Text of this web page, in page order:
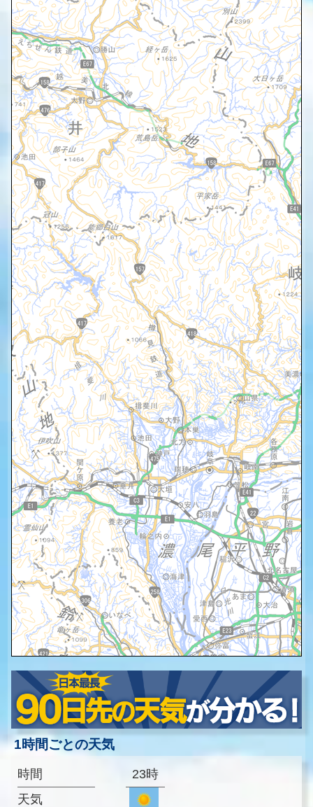
1時間ごとの天気
時間
天気
23時